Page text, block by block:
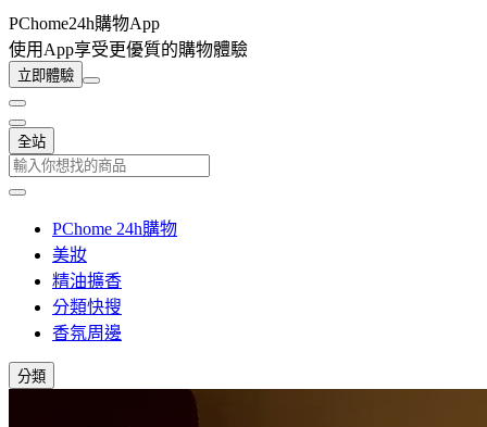
PChome24h購物App
使用App享受更優質的購物體驗
立即體驗
全站
PChome 24h購物
美妝
精油擴香
分類快搜
香氛周邊
分類